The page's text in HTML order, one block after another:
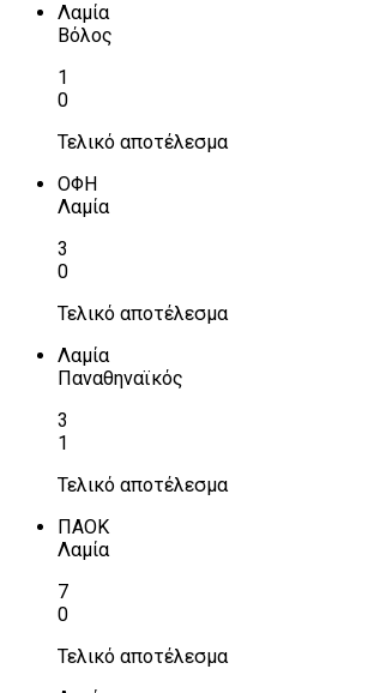
Λαμία
Βόλος
1
0
Τελικό αποτέλεσμα
ΟΦΗ
Λαμία
3
0
Τελικό αποτέλεσμα
Λαμία
Παναθηναϊκός
3
1
Τελικό αποτέλεσμα
ΠΑΟΚ
Λαμία
7
0
Τελικό αποτέλεσμα